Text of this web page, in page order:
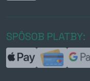
SPÔSOB PLATBY: